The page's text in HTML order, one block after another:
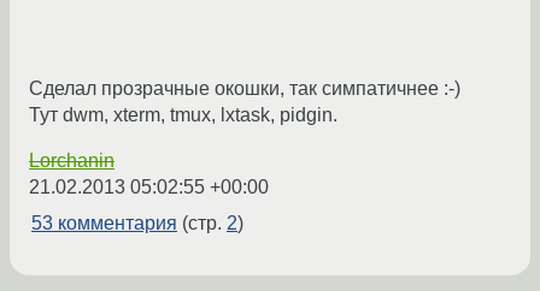
Сделал прозрачные окошки, так симпатичнее :-)
Тут dwm, xterm, tmux, lxtask, pidgin.
Lorchanin
21.02.2013 05:02:55 +00:00
53 комментария (стр. 2)